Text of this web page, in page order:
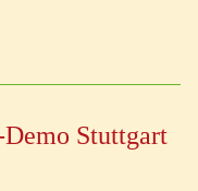
Stuttgart